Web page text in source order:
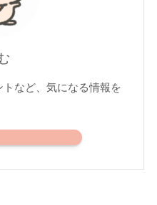
など、気になる情報を